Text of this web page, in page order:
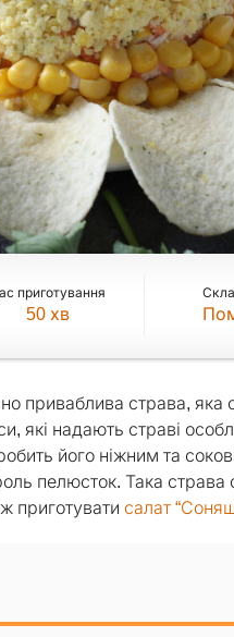
приготування
50 хв
приваблива страва,
які надають страві
його ніжним та
пелюсток. Така
приготувати салат